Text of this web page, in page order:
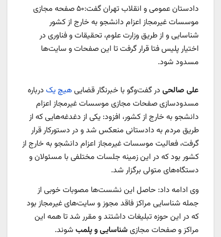
دادستان عمومی و انقلاب تهران گفت:۵۰ صفحه مجازی
موسسات غیرمجاز اعزام دانشجو به خارج از کشور
شناسایی و از طریق وزارت علوم، تحقیقات و فناوری در
اختیار پلیس فتا قرار گرفت تا این صفحات و سایت‌ها
مسدود شود.
علی صالحی در گفت‌وگو با خبرنگار قضاییهیچ یک درباره
مسدودسازی صفحات مجازی موسسات غیرمجاز اعزام
دانشجو به خارج از کشور، افزود:‌ یکی از دغدغه‌هایی که از
طریق مردم به دادستانی منعکس شد و در دستورکار قرار
گرفت، فعالیت موسسات غیرمجاز اعزام دانشجو به خارج از
کشور بود که در این زمینه جلسات مختلفی با مسئولان و
دستگاه‌های متولی برگزار شد.
وی ادامه داد:‌ حاصل این نشست‌ها مصوبات خوبی از
جمله شناسایی مراکز فاقد مجوز و سایت‌های غیرمجاز بود
که در این حوزه تبلیغات داشتند و مقرر شد تا همه این
مراکز و صفحات مجازی شناسایی و پلمب شوند.